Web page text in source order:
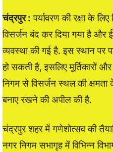
चंद्रपुर : पर्यावरण की रक्षा के
विसर्जन बंद कर दिया गया है और
व्यवस्था की गई है. इस स्थान पर
हो सकती है, इसलिए मूर्तिकारों
निगम से विसर्जन स्थल की
बनाए रखने की अपील की है.
चंद्रपुर शहर में गणेशोत्सव की
नगर निगम सभागृह में विभिन्न